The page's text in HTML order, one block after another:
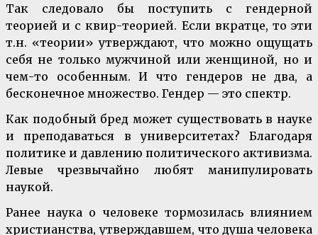
Так следовало бы поступить с гендерной
теорией и с квир-теорией. Если вкратце, то эти
т.н. «теории» утверждают, что можно ощущать
себя не только мужчиной или женщиной, но и
чем-то особенным. И что гендеров не два, а
бесконечное множество. Гендер — это спектр.
Как подобный бред может существовать в науке
и преподаваться в университетах? Благодаря
политике и давлению политического активизма.
Левые чрезвычайно любят манипулировать
наукой.
Ранее наука о человеке тормозилась влиянием
христианства, утверждавшем, что душа человека